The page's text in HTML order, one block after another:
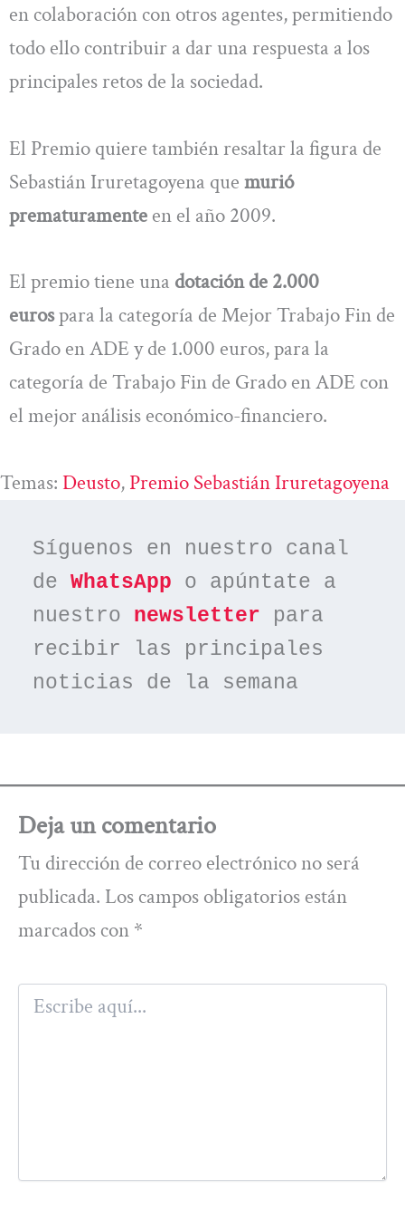
en colaboración con otros agentes, permitiendo
todo ello contribuir a dar una respuesta a los
principales retos de la sociedad.
El Premio quiere también resaltar la figura de
Sebastián Iruretagoyena que murió
prematuramente en el año 2009.
El premio tiene una dotación de 2.000
eurospara la categoría de Mejor Trabajo Fin de
Grado en ADE y de 1.000 euros, para la
categoría de Trabajo Fin de Grado en ADE con
el mejor análisis económico-financiero.
Temas: Deusto, Premio Sebastián Iruretagoyena
Síguenos en nuestro canal
de WhatsApp o apúntate a
nuestro newsletter para
recibir las principales
noticias de la semana
Deja un comentario
Tu dirección de correo electrónico no será
publicada. Los campos obligatorios están
marcados con *
Escribe
aquí...